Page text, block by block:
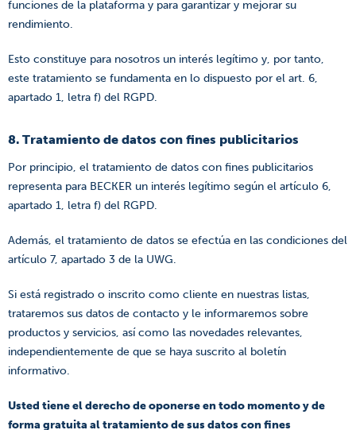
funciones de la plataforma y para garantizar y mejorar su
rendimiento.
Esto constituye para nosotros un interés legítimo y, por tanto,
este tratamiento se fundamenta en lo dispuesto por el art. 6,
apartado 1, letra f) del RGPD.
8. Tratamiento de datos con fines publicitarios
Por principio, el tratamiento de datos con fines publicitarios
representa para BECKER un interés legítimo según el artículo 6,
apartado 1, letra f) del RGPD.
Además, el tratamiento de datos se efectúa en las condiciones del
artículo 7, apartado 3 de la UWG.
Si está registrado o inscrito como cliente en nuestras listas,
trataremos sus datos de contacto y le informaremos sobre
productos y servicios, así como las novedades relevantes,
independientemente de que se haya suscrito al boletín
informativo.
Usted tiene el derecho de oponerse en todo momento y de
forma gratuita al tratamiento de sus datos con fines